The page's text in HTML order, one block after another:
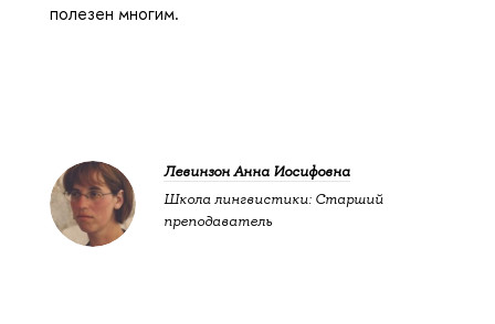
полезен многим.
Левинзон Анна Иосифовна
Школа лингвистики: Старший
преподаватель